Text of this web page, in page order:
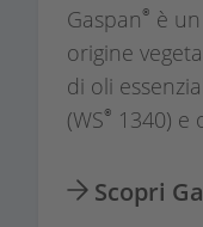
Gaspan® è
origine
di oli
(WS® 1340) e
Scopri